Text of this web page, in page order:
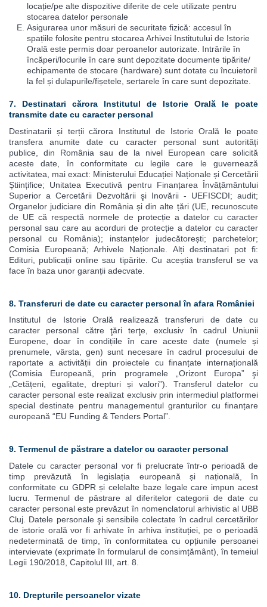
locație/pe alte dispozitive diferite de cele utilizate pentru
stocarea datelor personale
Asigurarea unor măsuri de securitate fizică: accesul în
spațiile folosite pentru stocarea Arhivei Institutului de Istorie
Orală este permis doar peroanelor autorizate. Intrările în
încăperi/locurile în care sunt depozitate documente tipărite/
echipamente de stocare (hardware) sunt dotate cu încuietoril
la fel și dulapurile/fișetele, sertarele în care sunt depozitate.
7. Destinatari cărora Institutul de Istorie Orală le poate
transmite date cu caracter personal
Destinatarii și terții cărora Institutul de Istorie Orală le poate
transfera anumite date cu caracter personal sunt autorități
publice, din România sau de la nivel European care solicită
aceste date, în conformitate cu legile care le guvernează
activitatea, mai exact: Ministerului Educației Naționale și Cercetării
Științifice; Unitatea Executivă pentru Finanțarea Învățământului
Superior a Cercetării Dezvoltării şi Inovării - UEFISCDI; audit;
Organelor judiciare din România și din alte țări (UE, recunoscute
de UE că respectă normele de protecție a datelor cu caracter
personal sau care au acorduri de protecție a datelor cu caracter
personal cu România); instanțelor judecătorești; parchetelor;
Comisia Europeană; Arhivele Naționale. Alți destinatari pot fi:
Edituri, publicații online sau tipărite. Cu aceștia transferul se va
face în baza unor garanții adecvate.
8. Transferuri de date cu caracter personal în afara României
Institutul de Istorie Orală realizează transferuri de date cu
caracter personal către ţări terţe, exclusiv în cadrul Uniunii
Europene, doar în condițiile în care aceste date (numele și
prenumele, vârsta, gen) sunt necesare în cadrul procesului de
raportate a activității din proiectele cu finanțate internațională
(Comisia Europeană, prin programele „Orizont Europa” şi
„Cetățeni, egalitate, drepturi și valori”). Transferul datelor cu
caracter personal este realizat exclusiv prin intermediul platformei
special destinate pentru managementul granturilor cu finanțare
europeană “EU Funding & Tenders Portal”.
9. Termenul de păstrare a datelor cu caracter personal
Datele cu caracter personal vor fi prelucrate într-o perioadă de
timp prevăzută în legislația europeană și națională, în
conformitate cu GDPR și celelalte baze legale care impun acest
lucru. Termenul de păstrare al diferitelor categorii de date cu
caracter personal este prevăzut în nomenclatorul arhivistic al UBB
Cluj. Datele personale şi sensibile colectate în cadrul cercetărilor
de istorie orală vor fi arhivate în arhiva instituției, pe o perioadă
nedeterminată de timp, în conformitatea cu opțiunile persoanei
intervievate (exprimate în formularul de consimțământ), în temeiul
Legii 190/2018, Capitolul III, art. 8.
10. Drepturile persoanelor vizate